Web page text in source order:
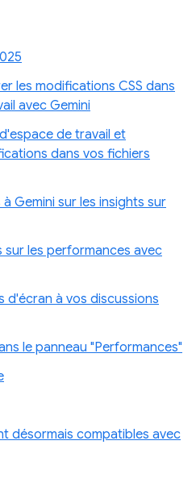
les modifications CSS dans
avec Gemini
de travail et
dans vos fichiers
Gemini sur les insights sur
les performances avec
d'écran à vos discussions
le panneau "Performances"
désormais compatibles avec